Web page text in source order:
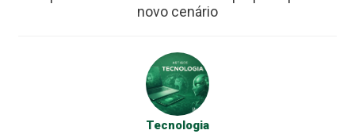
novo cenário
Tecnologia